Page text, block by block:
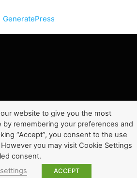
GeneratePress
website to give you the most
by remembering your preferences and
“Accept”, you consent to the use
you may visit Cookie Settings
consent.
ACCEPT